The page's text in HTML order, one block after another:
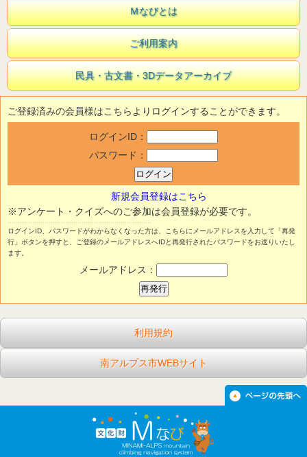
Ｍなびとは
ご利用案内
民具・古文書・3Dデータアーカイブ
ご登録済みの会員様はこちらよりログインすることができます。
ログインID：
パスワード：
新規会員登録はこちら
※アンケート・クイズへのご参加は会員登録が必要です。
ログインID、パスワードがわからなくなった方は、こちらにメールアドレスを入力して「再発
行」ボタンを押すと、ご登録のメールアドレスへIDと再発行されたパスワードをお送りいたし
ます。
メールアドレス：
利用規約
南アルプス市WEBサイト